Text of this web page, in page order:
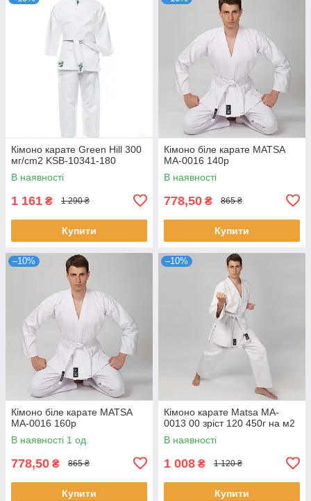
Кімоно карате Green Hill 300
мг/cm2 KSB-10341-180
В наявності
1 161 ₴ 1 290 ₴
Купити
Кімоно біле карате MATSA
MA-0016 140p
В наявності
778,50 ₴ 865 ₴
Купити
–10%
Кімоно біле карате MATSA
MA-0016 160p
В наявності 1 од.
778,50 ₴ 865 ₴
Купити
–10%
Кімоно карате Matsa MA-
0013 00 зріст 120 450г на м2
В наявності
1 008 ₴ 1 120 ₴
Купити